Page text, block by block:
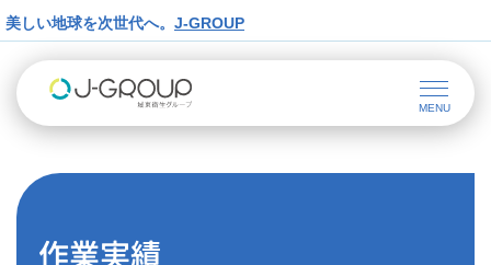
美しい地球を次世代へ。 J-GROUP
作業実績